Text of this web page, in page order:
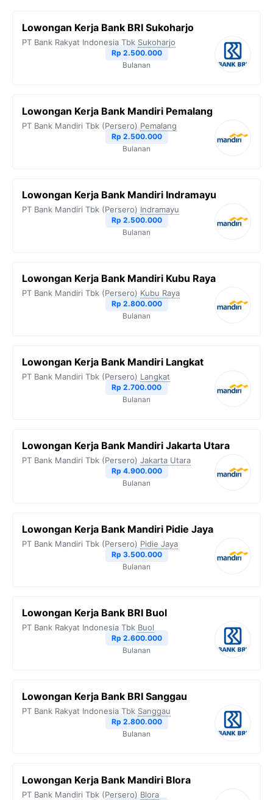
o
e
r
A
n
k
Lowongan Kerja Bank BRI Sukoharjo
PT Bank Rakyat Indonesia Tbk Sukoharjo
Rp 2.500.000
Bulanan
Lowongan Kerja Bank Mandiri Pemalang
PT Bank Mandiri Tbk (Persero) Pemalang
Rp 2.500.000
Bulanan
Lowongan Kerja Bank Mandiri Indramayu
PT Bank Mandiri Tbk (Persero) Indramayu
Rp 2.500.000
Bulanan
Lowongan Kerja Bank Mandiri Kubu Raya
PT Bank Mandiri Tbk (Persero) Kubu Raya
Rp 2.800.000
Bulanan
Lowongan Kerja Bank Mandiri Langkat
PT Bank Mandiri Tbk (Persero) Langkat
Rp 2.700.000
Bulanan
Lowongan Kerja Bank Mandiri Jakarta Utara
PT Bank Mandiri Tbk (Persero) Jakarta Utara
Rp 4.900.000
Bulanan
Lowongan Kerja Bank Mandiri Pidie Jaya
PT Bank Mandiri Tbk (Persero) Pidie Jaya
Rp 3.500.000
Bulanan
Lowongan Kerja Bank BRI Buol
PT Bank Rakyat Indonesia Tbk Buol
Rp 2.600.000
Bulanan
Lowongan Kerja Bank BRI Sanggau
PT Bank Rakyat Indonesia Tbk Sanggau
Rp 2.800.000
Bulanan
Lowongan Kerja Bank Mandiri Blora
PT Bank Mandiri Tbk (Persero) Blora